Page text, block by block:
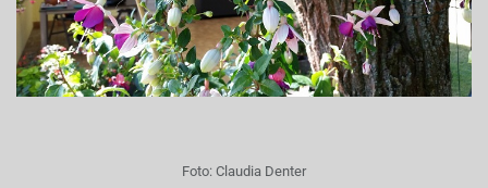
Foto: Claudia Denter